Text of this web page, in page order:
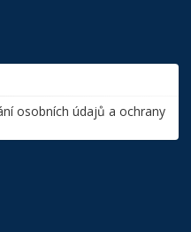
osobních údajů a ochrany